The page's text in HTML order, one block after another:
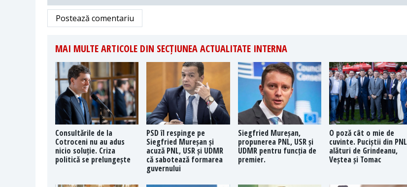
Postează comentariu
MAI MULTE ARTICOLE DIN SECȚIUNEA ACTUALITATE INTERNA
Consultările de la
Cotroceni nu au adus
nicio soluție. Criza
politică se prelungește
PSD îl respinge pe
Siegfried Mureșan și
acuză PNL, USR și UDMR
că sabotează formarea
guvernului
Siegfried Mureșan,
propunerea PNL, USR și
UDMR pentru funcția de
premier.
O poză cât o mie de
cuvinte. Puciștii din PNL
alături de Grindeanu,
Veștea și Tomac